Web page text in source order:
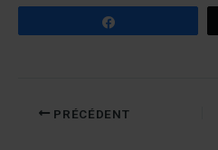
PRÉCÉDENT